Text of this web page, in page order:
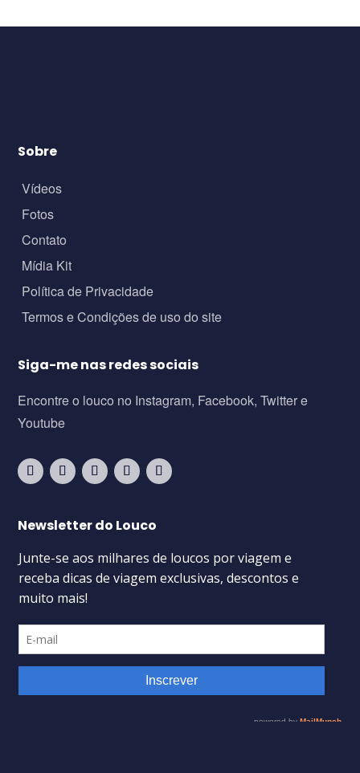
Sobre
Vídeos
Fotos
Contato
Mídia Kit
Política de Privacidade
Termos e Condições de uso do site
Siga-me nas redes sociais
Encontre o louco no Instagram, Facebook, Twitter e
Youtube
Newsletter do Louco